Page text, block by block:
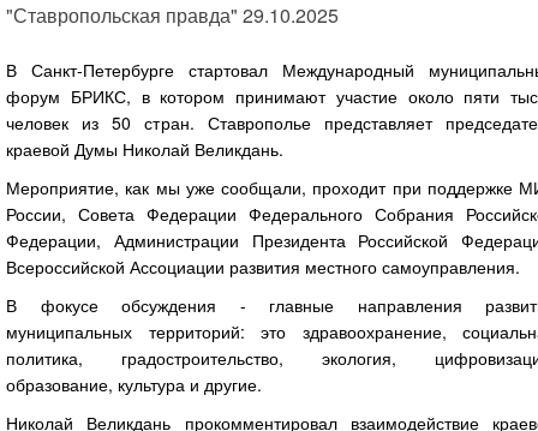
"Ставропольская правда" 29.10.2025
В Санкт-Петербурге стартовал Международный
форум БРИКС, в котором принимают участие около пяти
человек из 50 стран. Ставрополье представляет
краевой Думы Николай Великдань.
Мероприятие, как мы уже сообщали, проходит при поддержке
России, Совета Федерации Федерального Собрания
Федерации, Администрации Президента Российской
Всероссийской Ассоциации развития местного самоуправления.
В фокусе обсуждения - главные направления
муниципальных территорий: это здравоохранение,
политика, градостроительство, экология,
образование, культура и другие.
Николай Великдань прокомментировал взаимодействие